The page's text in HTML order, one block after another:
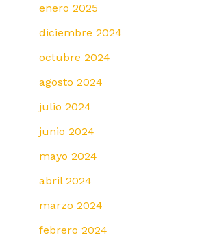
enero 2025
diciembre 2024
octubre 2024
agosto 2024
julio 2024
junio 2024
mayo 2024
abril 2024
marzo 2024
febrero 2024